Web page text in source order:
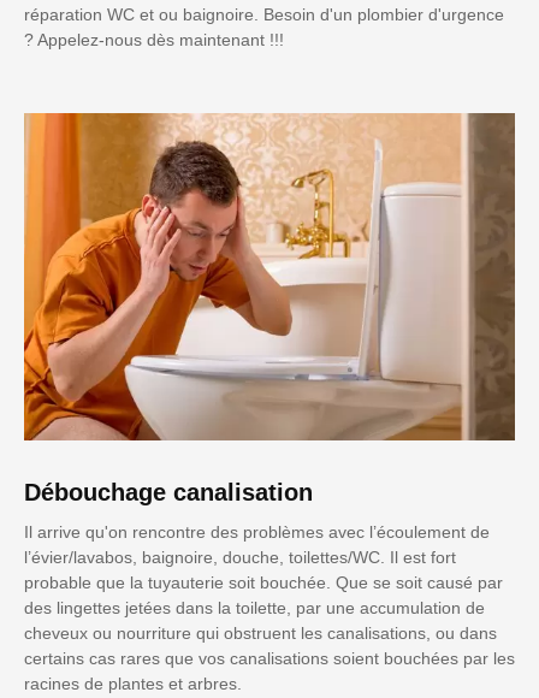
réparation WC et ou baignoire. Besoin d'un plombier d'urgence
? Appelez-nous dès maintenant !!!
Débouchage canalisation
Il arrive qu'on rencontre des problèmes avec l’écoulement de
l’évier/lavabos, baignoire, douche, toilettes/WC. Il est fort
probable que la tuyauterie soit bouchée. Que se soit causé par
des lingettes jetées dans la toilette, par une accumulation de
cheveux ou nourriture qui obstruent les canalisations, ou dans
certains cas rares que vos canalisations soient bouchées par les
racines de plantes et arbres.